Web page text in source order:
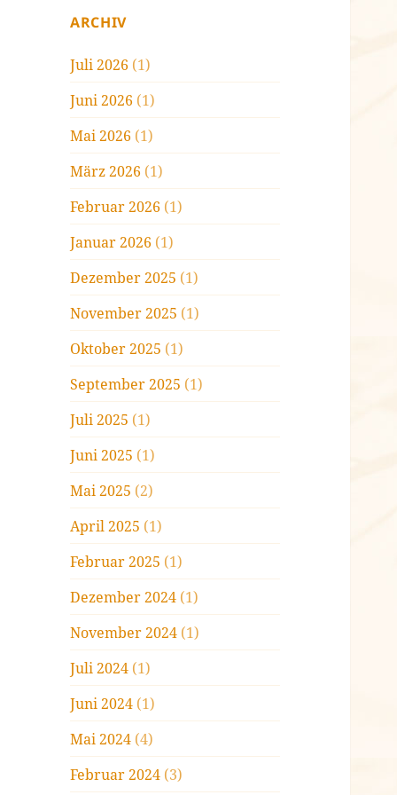
ARCHIV
Juli 2026 (1)
Juni 2026 (1)
Mai 2026 (1)
März 2026 (1)
Februar 2026 (1)
Januar 2026 (1)
Dezember 2025 (1)
November 2025 (1)
Oktober 2025 (1)
September 2025 (1)
Juli 2025 (1)
Juni 2025 (1)
Mai 2025 (2)
April 2025 (1)
Februar 2025 (1)
Dezember 2024 (1)
November 2024 (1)
Juli 2024 (1)
Juni 2024 (1)
Mai 2024 (4)
Februar 2024 (3)